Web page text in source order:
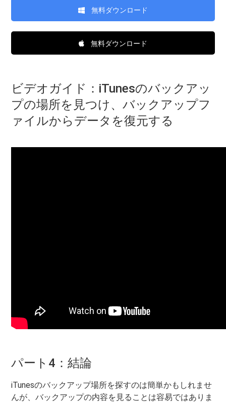
無料ダウンロード
無料ダウンロード
ビデオガイド：iTunesのバックアッ
プの場所を見つけ、バックアップフ
ァイルからデータを復元する
パート4：結論
iTunesのバックアップ場所を探すのは簡単かもしれませ
んが、バックアップの内容を見ることは容易ではありま